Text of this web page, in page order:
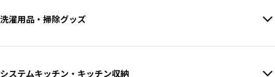
洗濯用品・掃除グッズ
システムキッチン・キッチン収納